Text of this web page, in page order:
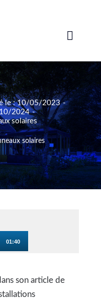
Toggle
le : 10/05/2023 -
2024 -
solaires
solaires
01:40
son article de